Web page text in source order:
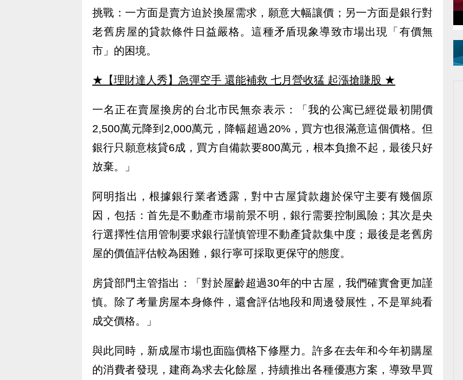
挑戰：一方面是賣方迫於換屋需求，願意大幅讓價；另一方面是銀行對
老舊房屋的貸款條件日益嚴格。這種矛盾現象導致市場出現「有價無
市」的困境。
★【理財達人秀】急彈空手 還能補救 七月營收猛 起漲搶賺股 ★
一名正在賣屋換房的台北市民無奈表示：「我的公寓已經從最初開價
2,500萬元降到2,000萬元，降幅超過20%，買方也很滿意這個價格。但
銀行只願意核貸6成，買方自備款要800萬元，根本負擔不起，最後只好
放棄。」
阿明指出，根據銀行業者透露，對中古屋貸款趨於保守主要有幾個原
因，包括：首先是不動產市場前景不明，銀行需要控制風險；其次是央
行選擇性信用管制要求銀行謹慎管理不動產貸款集中度；最後是老舊房
屋的價值評估較為困難，銀行寧可採取更保守的態度。
房貸部門主管指出：「對於屋齡超過30年的中古屋，我們確實會更加謹
慎。除了考量房屋本身條件，還會評估地段和周邊發展性，不是單純看
成交價格。」
與此同時，新成屋市場也面臨價格下修壓力。許多在去年和今年初購屋
的消費者發現，建商為求去化餘屋，持續推出各種優惠方案，導致早買